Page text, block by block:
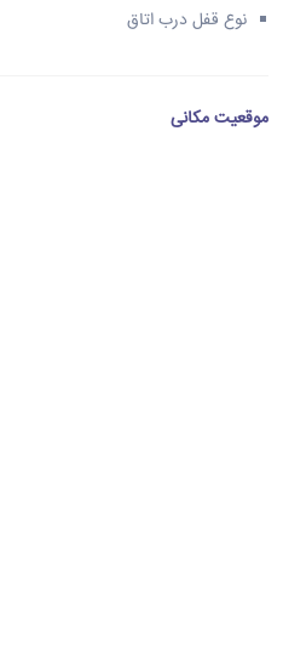
نوع قفل درب اتاق
موقعیت مکانی